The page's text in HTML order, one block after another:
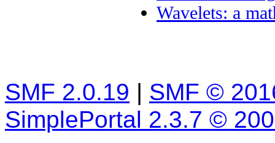
Wavelets: a
SMF 2.0.19 | SMF ©
SimplePortal 2.3.7 ©